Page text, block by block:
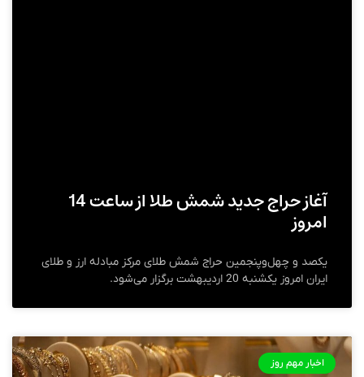
آغاز حراج جدید شمش طلا از ساعت 14
امروز
یکصد و چهل‌وپنجمین حراج شمش طلای مرکز مبادله ارز و طلای
ایران امروز یکشنبه 20 اردیبهشت برگزار می‌شود.
اخبار مهم روز